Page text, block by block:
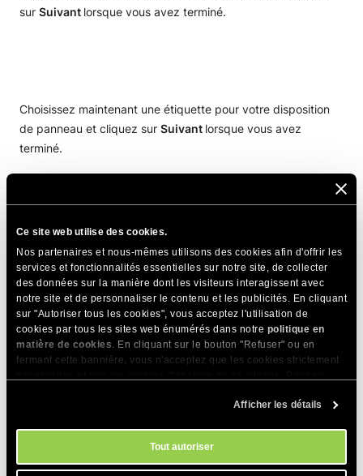
Ce site web utilise des cookies.
Nos partenaires et nous-mêmes utilisons des cookies afin d'offrir les
services et fonctionnalités essentielles sur notre site, de collecter
des données sur la manière dont les visiteurs interagissent avec
notre site et de personnaliser le contenu et les publicités. En cliquant
sur "Autoriser tous les cookies", vous acceptez l'utilisation de
cookies par tous les sites web énumérés dans notre politique en
matière de cookies. En cliquant sur le bouton "Refuser" ou en
fermant cette bannière, vous n'acceptez que les cookies strictement
. Vous pouvez gérer vos préférences
Afficher les détails
Tout autoriser
sur Suivant lorsque vous avez terminé.
Choisissez maintenant une étiquette pour votre disposition
de panneau et cliquez sur Suivant lorsque vous avez
terminé.
Vous devez maintenant choisir une disposition pour votre
tableau de bord. Appuyez surSuivantlorsque vous êtes
prêt.
Sur cette page, vous devez saisir un titre de page.Vous
pouvez maintenant ajouter des blocs à votre mise en page
blocs que vous voulez placer dans les panneaux pour